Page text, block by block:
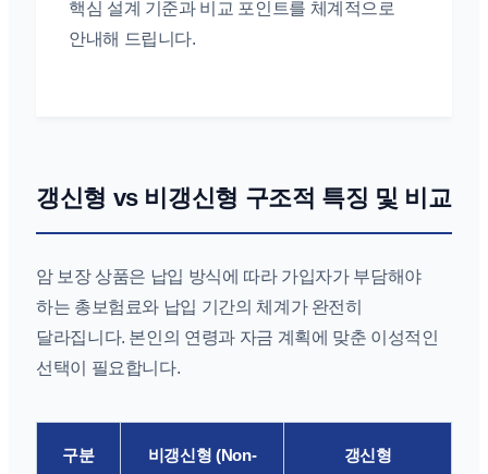
핵심 설계 기준과 비교 포인트를 체계적으로
안내해 드립니다.
갱신형 vs 비갱신형 구조적 특징 및 비교
암 보장 상품은 납입 방식에 따라 가입자가 부담해야
하는 총보험료와 납입 기간의 체계가 완전히
달라집니다. 본인의 연령과 자금 계획에 맞춘 이성적인
선택이 필요합니다.
구분
비갱신형 (Non-
갱신형